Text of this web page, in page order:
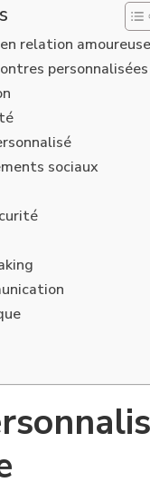
relation amoureuse
personnalisées
sociaux